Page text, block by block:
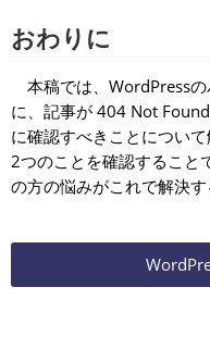
おわりに
本稿では、WordPress
に、記事が 404 Not
に確認すべきことについ
2つのことを確認すること
の方の悩みがこれで解決す